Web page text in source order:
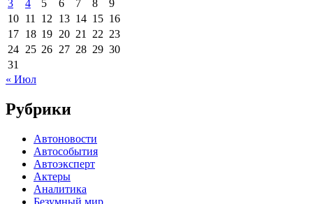
3 4 5 6 7 8
9
10 11 12 13 14 15 16
17 18 19 20 21 22 23
24 25 26 27 28 29 30
31
« Июл
Рубрики
Автоновости
Автособытия
Автоэксперт
Актеры
Аналитика
Безумный мир